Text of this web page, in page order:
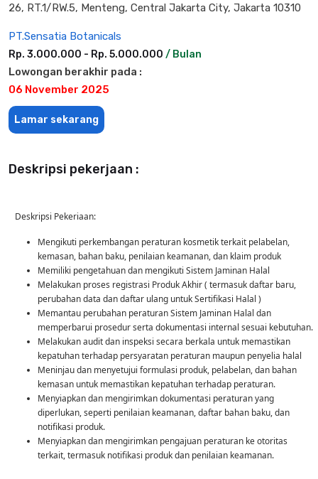
26, RT.1/RW.5, Menteng, Central Jakarta City, Jakarta 10310
PT.Sensatia Botanicals
Rp. 3.000.000 - Rp. 5.000.000 / Bulan
Lowongan berakhir pada :
06 November 2025
Lamar sekarang
Deskripsi pekerjaan :
Deskripsi Pekeriaan:
Mengikuti perkembangan peraturan kosmetik terkait pelabelan,
kemasan, bahan baku, penilaian keamanan, dan klaim produk
Memiliki pengetahuan dan mengikuti Sistem Jaminan Halal
Melakukan proses registrasi Produk Akhir ( termasuk daftar baru,
perubahan data dan daftar ulang untuk Sertifikasi Halal )
Memantau perubahan peraturan Sistem Jaminan Halal dan
memperbarui prosedur serta dokumentasi internal sesuai kebutuhan.
Melakukan audit dan inspeksi secara berkala untuk memastikan
kepatuhan terhadap persyaratan peraturan maupun penyelia halal
Meninjau dan menyetujui formulasi produk, pelabelan, dan bahan
kemasan untuk memastikan kepatuhan terhadap peraturan.
Menyiapkan dan mengirimkan dokumentasi peraturan yang
diperlukan, seperti penilaian keamanan, daftar bahan baku, dan
notifikasi produk.
Menyiapkan dan mengirimkan pengajuan peraturan ke otoritas
terkait, termasuk notifikasi produk dan penilaian keamanan.